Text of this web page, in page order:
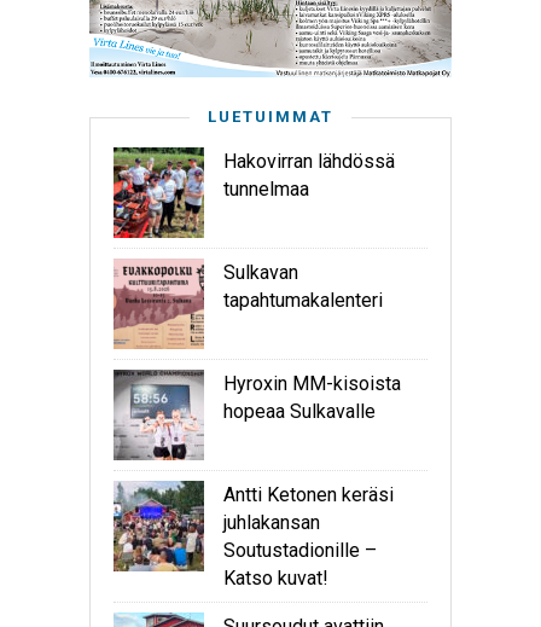
LUETUIMMAT
Hakovirran lähdössä
tunnelmaa
Sulkavan
tapahtumakalenteri
Hyroxin MM-kisoista
hopeaa Sulkavalle
Antti Ketonen keräsi
juhlakansan
Soutustadionille –
Katso kuvat!